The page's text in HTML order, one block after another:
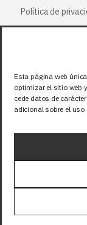
Esta página web
optimizar el sitio web
cede datos de
adicional sobre el uso
Política de
Política de
Síguenos
Facebook
X (Twitter)
Instagram
Precios sin
aquellos